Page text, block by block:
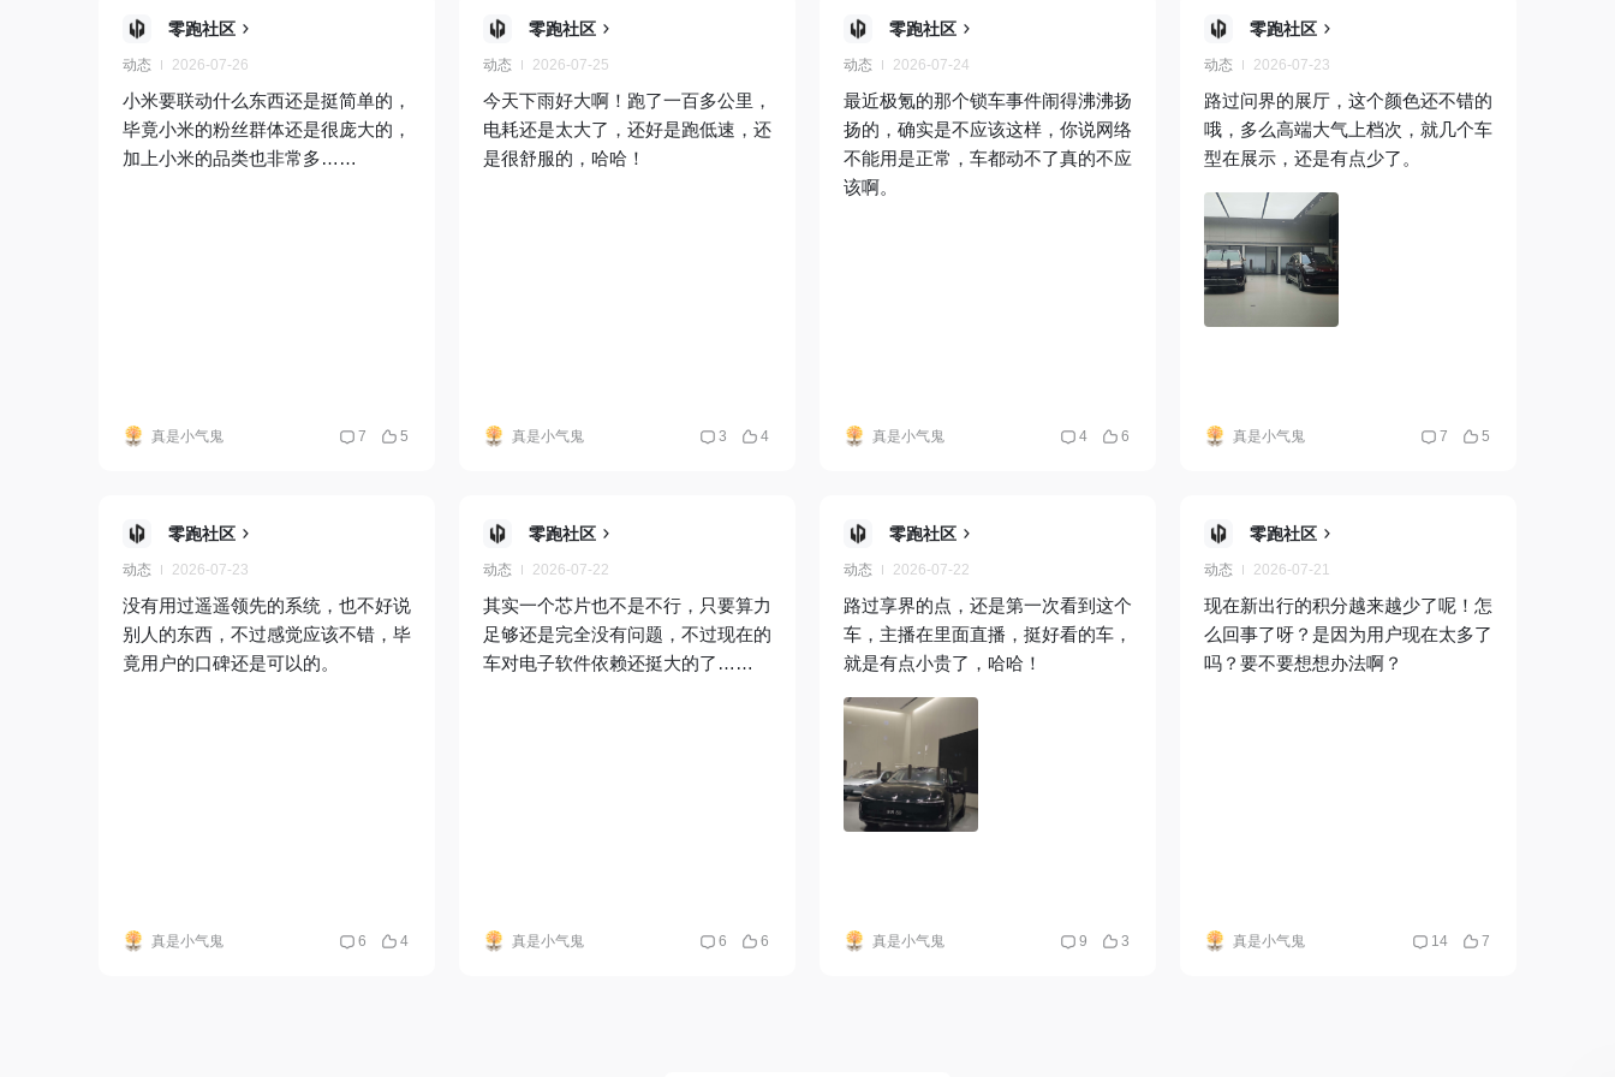
零跑社区
动态 2026-07-26
小米要联动什么东西还是挺简单的，
毕竟小米的粉丝群体还是很庞大的，
加上小米的品类也非常多……
真是小气鬼 7 5
零跑社区
动态 2026-07-25
今天下雨好大啊！跑了一百多公里，
电耗还是太大了，还好是跑低速，还
是很舒服的，哈哈！
真是小气鬼 3 4
零跑社区
动态 2026-07-24
最近极氪的那个锁车事件闹得沸沸扬
扬的，确实是不应该这样，你说网络
不能用是正常，车都动不了真的不应
该啊。
真是小气鬼 4 6
零跑社区
动态 2026-07-23
路过问界的展厅，这个颜色还不错的
哦，多么高端大气上档次，就几个车
型在展示，还是有点少了。
真是小气鬼 7 5
零跑社区
动态 2026-07-23
没有用过遥遥领先的系统，也不好说
别人的东西，不过感觉应该不错，毕
竟用户的口碑还是可以的。
真是小气鬼 6 4
零跑社区
动态 2026-07-22
其实一个芯片也不是不行，只要算力
足够还是完全没有问题，不过现在的
车对电子软件依赖还挺大的了……
真是小气鬼 6 6
零跑社区
动态 2026-07-22
路过享界的点，还是第一次看到这个
车，主播在里面直播，挺好看的车，
就是有点小贵了，哈哈！
真是小气鬼 9 3
零跑社区
动态 2026-07-21
现在新出行的积分越来越少了呢！怎
么回事了呀？是因为用户现在太多了
吗？要不要想想办法啊？
真是小气鬼 14 7